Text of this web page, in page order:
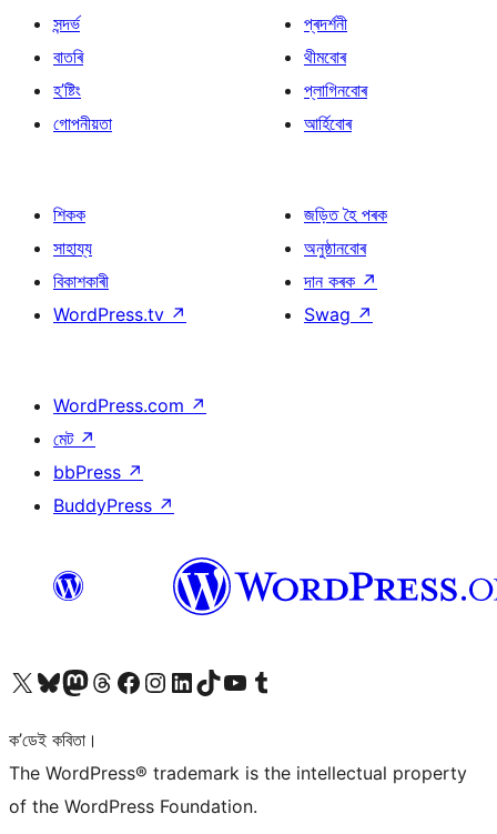
সন্দৰ্ভ
বাতৰি
হ’ষ্টিং
গোপনীয়তা
প্ৰদৰ্শনী
থীমবোৰ
প্লাগিনবোৰ
আৰ্হিবোৰ
শিকক
সাহায্য
বিকাশকাৰী
WordPress.tv ↗
জড়িত হৈ পৰক
অনুষ্ঠানবোৰ
দান কৰক ↗
Swag ↗
WordPress.com ↗
মেট ↗
bbPress ↗
BuddyPress ↗
আমাৰ X (আগৰ Twitter) একাউণ্টলৈ যাওকআমাৰ Bluesky একাউণ্টলৈ যাওকআমাৰ Mastodon একাউণ্টলৈ যাওকআমাৰ Threads একাউণ্টলৈ যাওকআমাৰ Facebook পৃষ্ঠালৈ যাওকআমাৰ Instagram একাউণ্টলৈ যাওকআমাৰ LinkedIn একাউণ্টলৈ যাওকআমাৰ TikTok একাউণ্টলৈ যাওকআমাৰ YouTube চেনেললৈ যাওকআমাৰ Tumblr একাউণ্টলৈ যাওক
ক’ডেই কবিতা।
The WordPress® trademark is the intellectual property
of the WordPress Foundation.